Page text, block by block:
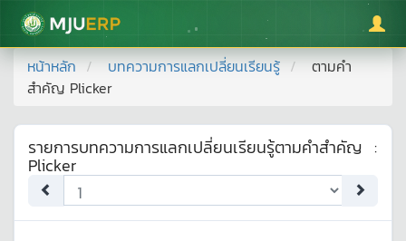
มหาวิทยาลัยแม่โจ้
หน้าหลัก บทความการแลกเปลี่ยนเรียนรู้
ตามคำ
สำคัญ Plicker
รายการบทความการแลกเปลี่ยนเรียนรู้ตามคำสำคัญ :
Plicker